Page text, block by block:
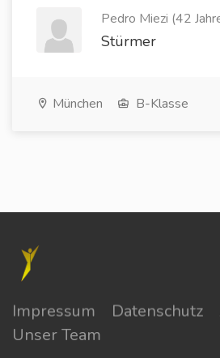
Pedro Miezi (42
Stürmer
München B-Klasse
Impressum Datenschutz
Unser Team